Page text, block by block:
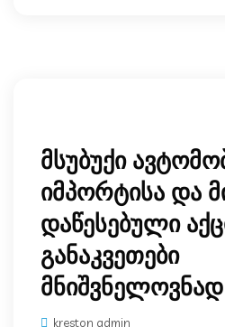
მსუბუქი ავტომობილების
იმპორტისა და
დაწესებული
განაკვეთები
kreston admin